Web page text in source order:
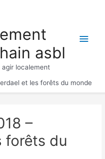
asbl
agir localement
et les forêts du monde
–
forêts du